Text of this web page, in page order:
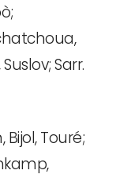
Sarr.
Bijol, Touré;